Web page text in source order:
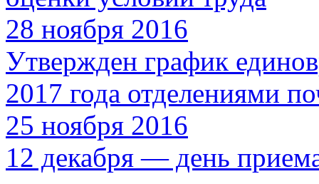
28 ноября 2016
Утвержден график
2017 года отделениями
25 ноября 2016
12 декабря — день